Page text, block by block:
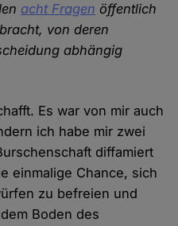
acht Fragen öffentlich
von deren
abhängig
Es war von mir auch
ich habe mir zwei
diffamiert
einmalige Chance, sich
zu befreien und
Boden des